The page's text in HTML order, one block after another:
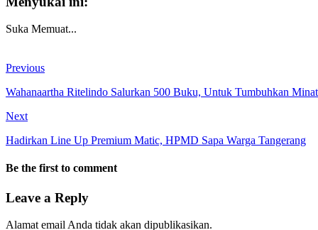
Suka Memuat...
Previous
Wahanaartha Ritelindo Salurkan 500 Buku, Untuk Tumbuhkan
Next
Hadirkan Line Up Premium Matic, HPMD Sapa Warga Tangerang
Be the first to comment
Leave a Reply
Alamat email Anda tidak akan dipublikasikan.